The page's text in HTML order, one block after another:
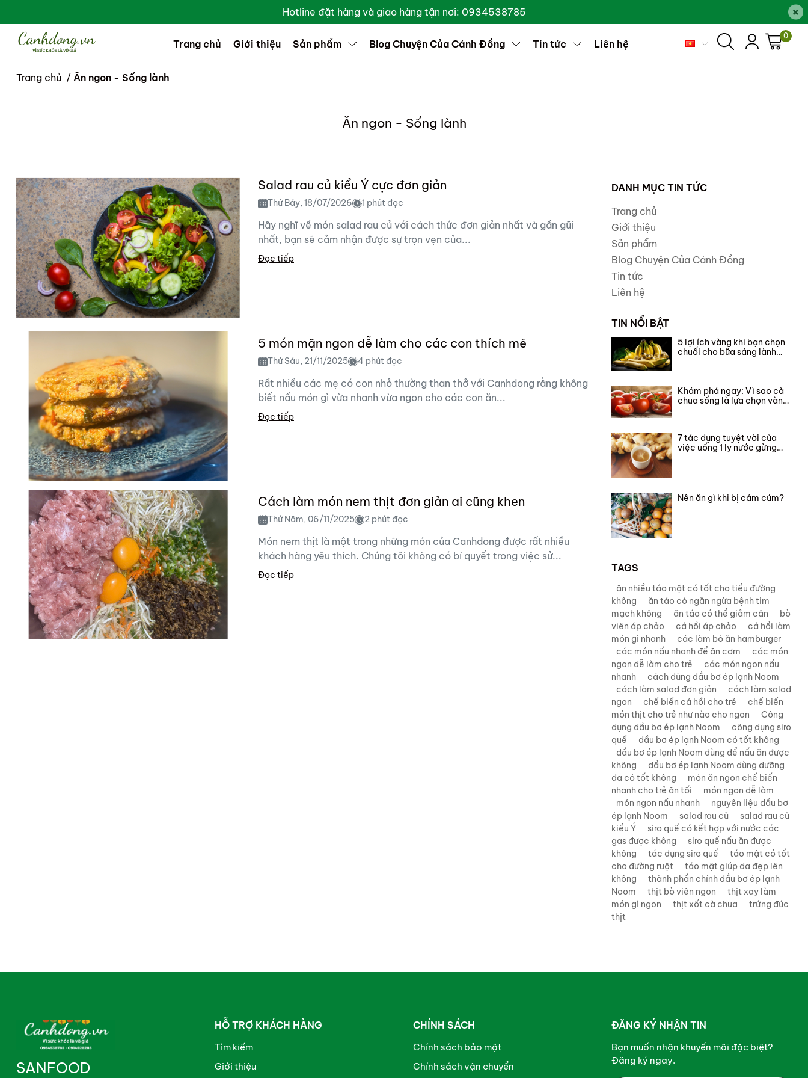
Hotline đặt hàng và giao hàng tận nơi: 0934538785 ×
Trang chủ Giới thiệu Sản phẩm Blog Chuyện Của Cánh Đồng Tin tức Liên hệ
0
Trang chủ / Ăn ngon - Sống lành
Ăn ngon - Sống lành
Salad rau củ kiểu Ý cực đơn giản
Thứ Bảy, 18/07/2026 1 phút đọc
Hãy nghĩ về món salad rau củ với cách thức đơn giản nhất và gần gũi
nhất, bạn sẽ cảm nhận được sự trọn vẹn của...
Đọc tiếp
5 món mặn ngon dễ làm cho các con thích mê
Thứ Sáu, 21/11/2025 4 phút đọc
Rất nhiều các mẹ có con nhỏ thường than thở với Canhdong rằng không
biết nấu món gì vừa nhanh vừa ngon cho các con ăn...
Đọc tiếp
Cách làm món nem thịt đơn giản ai cũng khen
Thứ Năm, 06/11/2025 2 phút đọc
Món nem thịt là một trong những món của Canhdong được rất nhiều
khách hàng yêu thích. Chúng tôi không có bí quyết trong việc sử...
Đọc tiếp
DANH MỤC TIN TỨC
Trang chủ
Giới thiệu
Sản phẩm
Blog Chuyện Của Cánh Đồng
Tin tức
Liên hệ
TIN NỔI BẬT
5 lợi ích vàng khi bạn chọn
chuối cho bữa sáng lành
Khám phá ngay: Vì sao cà
chua sống là lựa chọn vàng
7 tác dụng tuyệt vời của
việc uống 1 ly nước gừng
Nên ăn gì khi bị cảm cúm?
TAGS
ăn nhiều táo mật có tốt cho tiểu đường
không
ăn táo có ngăn ngừa bệnh tim
mạch không
ăn táo có thể giảm cân
bò
viên áp chảo
cá hồi áp chảo
cá hồi làm
món gì nhanh
các làm bò ăn hamburger
các món nấu nhanh để ăn cơm
các món
ngon dễ làm cho trẻ
các món ngon nấu
nhanh
cách dùng dầu bơ ép lạnh Noom
cách làm salad đơn giản
cách làm salad
ngon
chế biến cá hồi cho trẻ
chế biến
món thịt cho trẻ như nào cho ngon
Công
dụng dầu bơ ép lạnh Noom
công dụng siro
quế
dầu bơ ép lạnh Noom có tốt không
dầu bơ ép lạnh Noom dùng để nấu ăn được
không
dầu bơ ép lạnh Noom dùng dưỡng
da có tốt không
món ăn ngon chế biến
nhanh cho trẻ ăn tối
món ngon dễ làm
món ngon nấu nhanh
nguyên liệu dầu bơ
ép lạnh Noom
salad rau củ
salad rau củ
kiểu Ý
siro quế có kết hợp với nước các
gas được không
siro quế nấu ăn được
không
tác dụng siro quế
táo mật có tốt
cho đường ruột
táo mật giúp da đẹp lên
không
thành phần chính dầu bơ ép lạnh
Noom
thịt bò viên ngon
thịt xay làm
món gì ngon
thịt xốt cà chua
trứng đúc
thịt
SANFOOD
HỖ TRỢ KHÁCH HÀNG
Tìm kiếm
Giới thiệu
CHÍNH SÁCH
Chính sách bảo mật
Chính sách vận chuyển
ĐĂNG KÝ NHẬN TIN
Bạn muốn nhận khuyến mãi đặc biệt?
Đăng ký ngay.